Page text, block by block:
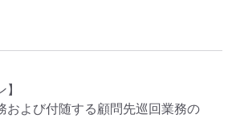
および付随する顧問先巡回業務の